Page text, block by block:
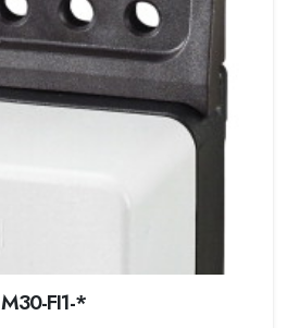
M30-FI1-*